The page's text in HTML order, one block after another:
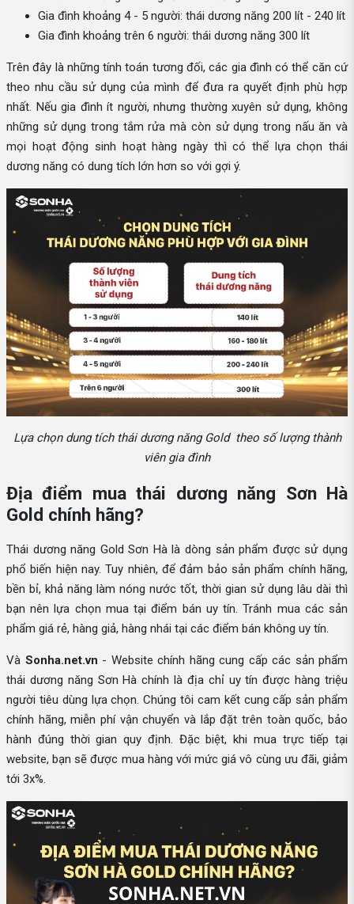
Gia đình khoảng 4 - 5 người: thái dương năng 200 lít - 240 lít
Gia đình khoảng trên 6 người: thái dương năng 300 lít
Trên đây là những tính toán tương đối, các gia đình có thể căn cứ
theo nhu cầu sử dụng của mình để đưa ra quyết định phù hợp
nhất. Nếu gia đình ít người, nhưng thường xuyên sử dụng, không
những sử dụng trong tắm rửa mà còn sử dụng trong nấu ăn và
mọi hoạt động sinh hoạt hàng ngày thì có thể lựa chọn thái
dương năng có dung tích lớn hơn so với gợi ý.
Lựa chọn dung tích thái dương năng Gold theo số lượng thành
viên gia đình
Địa điểm mua thái dương năng Sơn Hà
Gold chính hãng?
Thái dương năng Gold Sơn Hà là dòng sản phẩm được sử dụng
phổ biến hiện nay. Tuy nhiên, để đảm bảo sản phẩm chính hãng,
bền bỉ, khả năng làm nóng nước tốt, thời gian sử dụng lâu dài thì
bạn nên lựa chọn mua tại điểm bán uy tín. Tránh mua các sản
phẩm giá rẻ, hàng giả, hàng nhái tại các điểm bán không uy tín.
Và Sonha.net.vn - Website chính hãng cung cấp các sản phẩm
thái dương năng Sơn Hà chính là địa chỉ uy tín được hàng triệu
người tiêu dùng lựa chọn. Chúng tôi cam kết cung cấp sản phẩm
chính hãng, miễn phí vận chuyển và lắp đặt trên toàn quốc, bảo
hành đúng thời gian quy định. Đặc biệt, khi mua trực tiếp tại
website, bạn sẽ được mua hàng với mức giá vô cùng ưu đãi, giảm
tới 3x%.